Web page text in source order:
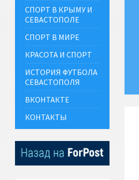
СПОРТ В КРЫМУ И
СЕВАСТОПОЛЕ
СПОРТ В МИРЕ
КРАСОТА И СПОРТ
ИСТОРИЯ ФУТБОЛА
СЕВАСТОПОЛЯ
ВКОНТАКТЕ
КОНТАКТЫ